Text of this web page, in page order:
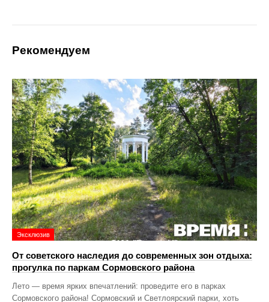
Рекомендуем
Эксклюзив
От советского наследия до современных зон отдыха:
прогулка по паркам Сормовского района
Лето — время ярких впечатлений: проведите его в парках
Сормовского района! Сормовский и Светлоярский парки, хоть